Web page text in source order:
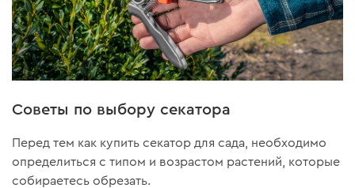
Советы по выбору секатора
Перед тем как купить секатор для сада, необходимо
определиться с типом и возрастом растений, которые
собираетесь обрезать.